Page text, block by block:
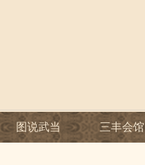
图说武当 三丰会馆